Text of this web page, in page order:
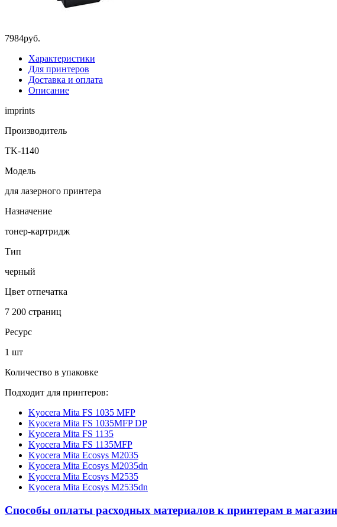
7984руб.
Характеристики
Для принтеров
Доставка и оплата
Описание
imprints
Производитель
TK-1140
Модель
для лазерного принтера
Назначение
тонер-картридж
Тип
черный
Цвет отпечатка
7 200 страниц
Ресурс
1 шт
Количество в упаковке
Подходит для принтеров:
Kyocera Mita FS 1035 MFP
Kyocera Mita FS 1035MFP DP
Kyocera Mita FS 1135
Kyocera Mita FS 1135MFP
Kyocera Mita Ecosys M2035
Kyocera Mita Ecosys M2035dn
Kyocera Mita Ecosys M2535
Kyocera Mita Ecosys M2535dn
Способы оплаты расходных материалов к принтерам в